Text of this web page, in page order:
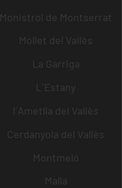
Monistrol de Montserrat
Mollet del Vallès
La Garriga
L´Estany
l´Ametlla del Vallès
Cerdanyola del Vallès
Montmeló
Malla